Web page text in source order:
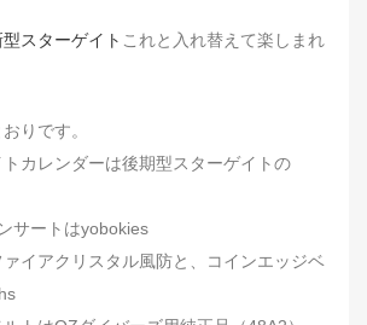
スターゲイト これと入れ替えて楽しまれ
りです。
カレンダーは後期型スターゲイトの
サートはyobokies
イアクリスタル風防と、コインエッジベ